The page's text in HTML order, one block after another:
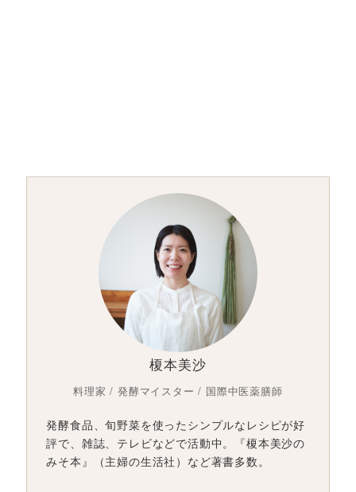
榎本美沙
料理家 / 発酵マイスター / 国際中医薬膳師
発酵食品、旬野菜を使ったシンプルなレシピが好
評で、雑誌、テレビなどで活動中。『榎本美沙の
みそ本』（主婦の生活社）など著書多数。